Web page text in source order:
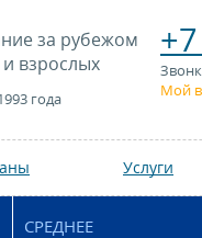
за рубежом
взрослых
года
Мой
Услуги
СРЕДНЕЕ